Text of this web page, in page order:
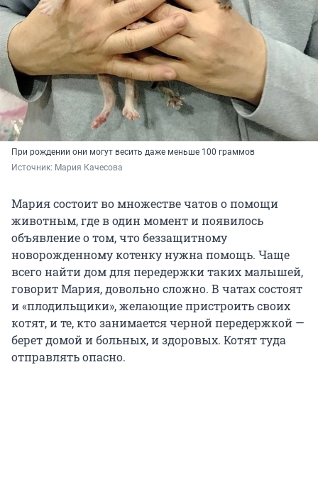
При рождении они могут весить даже меньше 100 граммов
Источник: Мария Качесова
Мария состоит во множестве чатов о помощи
животным, где в один момент и появилось
объявление о том, что беззащитному
новорожденному котенку нужна помощь. Чаще
всего найти дом для передержки таких малышей,
говорит Мария, довольно сложно. В чатах состоят
и «плодильщики», желающие пристроить своих
котят, и те, кто занимается черной передержкой —
берет домой и больных, и здоровых. Котят туда
отправлять опасно.